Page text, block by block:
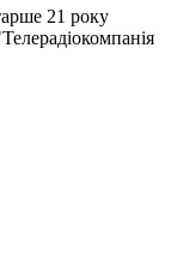
21 року